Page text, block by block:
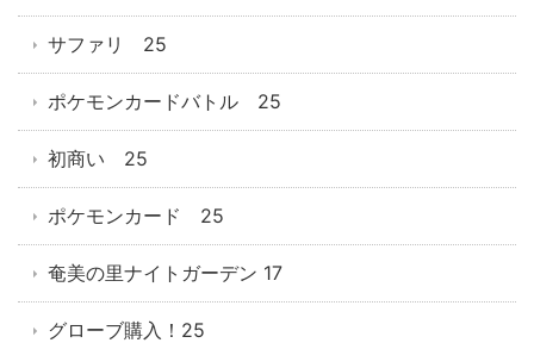
サファリ 25
ポケモンカードバトル 25
初商い 25
ポケモンカード 25
奄美の里ナイトガーデン 17
グローブ購入！25